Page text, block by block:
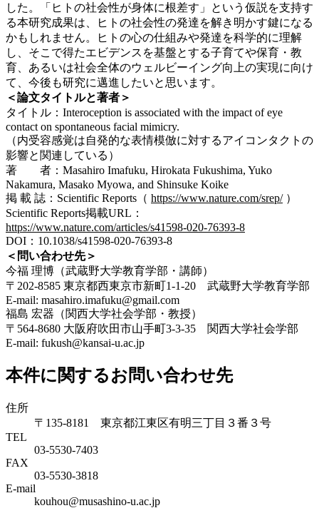
した。「ヒトの社会性が身体に根差す」という仮説を支持す
る本研究成果は、ヒトの社会性の発達を解き明かす鍵になる
かもしれません。ヒトの心の仕組みや発達を科学的に理解
し、そこで得たエビデンスを基盤とする子育てや保育・教
育、あるいは社会全体のウェルビーイング向上の実現に向け
て、今後も研究に邁進したいと思います。
＜論文タイトルと著者＞
タイトル：Interoception is associated with the impact of eye
contact on spontaneous facial mimicry.
（内受容感覚は自発的な表情模倣に対するアイコンタクトの
影響と関連している）
著 者：Masahiro Imafuku, Hirokata Fukushima, Yuko
Nakamura, Masako Myowa, and Shinsuke Koike
掲 載 誌：Scientific Reports（ https://www.nature.com/srep/）
Scientific Reports掲載URL：
https://www.nature.com/articles/s41598-020-76393-8
DOI：10.1038/s41598-020-76393-8
＜問い合わせ先＞
今福 理博（武蔵野大学教育学部・講師）
〒202-8585 東京都西東京市新町1-1-20 武蔵野大学教育学部
E-mail: masahiro.imafuku@gmail.com
福島 宏器（関西大学社会学部・教授）
〒564-8680 大阪府吹田市山手町3-3-35 関西大学社会学部
E-mail: fukush@kansai-u.ac.jp
本件に関するお問い合わせ先
住所
〒135-8181 東京都江東区有明三丁目３番３号
TEL
03-5530-7403
FAX
03-5530-3818
E-mail
kouhou@musashino-u.ac.jp